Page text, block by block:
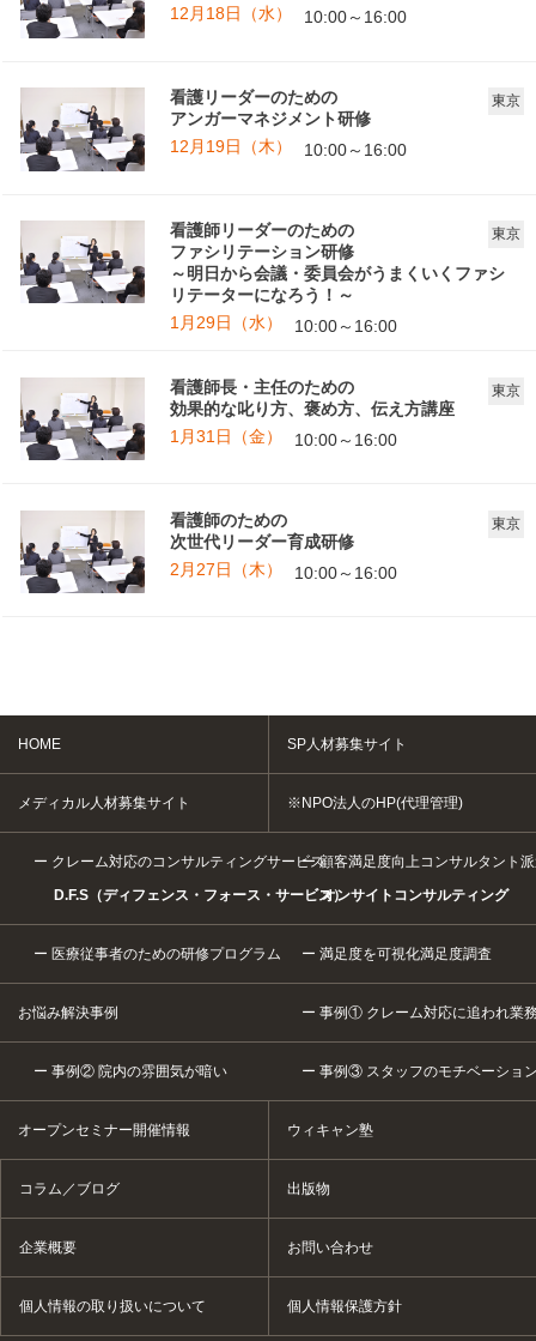
12月18日（水） 10:00～16:00
看護リーダーのための
アンガーマネジメント研修
12月19日（木）
東京
10:00～16:00
看護師リーダーのための
ファシリテーション研修
～明日から会議・委員会がうまくいくファシ
リテーターになろう！～
1月29日（水）
東京
10:00～16:00
看護師長・主任のための
効果的な叱り方、褒め方、伝え方講座
1月31日（金）
東京
10:00～16:00
看護師のための
次世代リーダー育成研修
2月27日（木）
東京
10:00～16:00
HOME SP人材募集サイト
メディカル人材募集サイト ※NPO法人のHP(代理管理)
クレーム対応のコンサルティングサービス
D.F.S（ディフェンス・フォース・サービス）
顧客満足度向上コンサルタント
オンサイトコンサルティング
医療従事者のための研修プログラム 満足度を可視化満足度調査
お悩み解決事例 事例① クレーム対応に追われ業
事例② 院内の雰囲気が暗い 事例③ スタッフのモチベーショ
オープンセミナー開催情報 ウィキャン塾
コラム／ブログ 出版物
企業概要 お問い合わせ
個人情報の取り扱いについて 個人情報保護方針